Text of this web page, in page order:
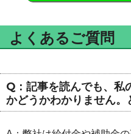
よくあるご質問
Q：記事を読んでも、私
かどうかわかりません。